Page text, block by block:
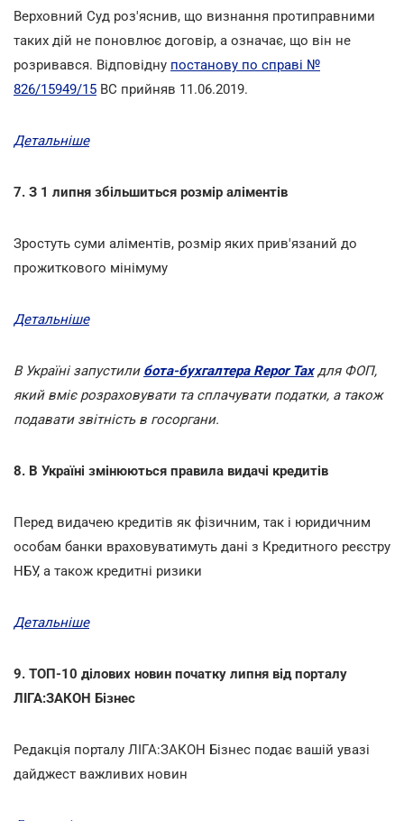
Верховний Суд роз'яснив, що визнання протиправними
таких дій не поновлює договір, а означає, що він не
розривався. Відповідну постанову по справі №
826/15949/15 ВС прийняв 11.06.2019.
Детальніше
7. З 1 липня збільшиться розмір аліментів
Зростуть суми аліментів, розмір яких прив'язаний до
прожиткового мінімуму
Детальніше
В Україні запустили бота-бухгалтера Repor Taxдля ФОП,
який вміє розраховувати та сплачувати податки, а також
подавати звітність в госоргани.
8. В Україні змінюються правила видачі кредитів
Перед видачею кредитів як фізичним, так і юридичним
особам банки враховуватимуть дані з Кредитного реєстру
НБУ, а також кредитні ризики
Детальніше
9. ТОП-10 ділових новин початку липня від порталу
ЛІГА:ЗАКОН Бізнес
Редакція порталу ЛІГА:ЗАКОН Бізнес подає вашій увазі
дайджест важливих новин